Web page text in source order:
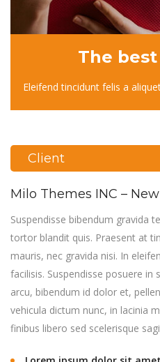
The
Eleifend tincidunt felis a
Client
Milo Themes INC –
Suspendisse bibendum gravida
tortor blandit quis. Praesent at
mauris, nec gravida nisi. In
facilisis. Suspendisse posuere in
arcu, bibendum id dolor et,
vehicula dictum nunc, in lacinia
finibus libero sed scelerisque